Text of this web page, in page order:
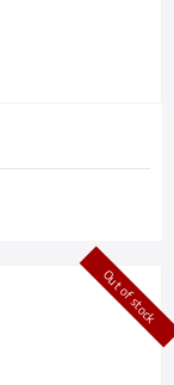
Out of stock